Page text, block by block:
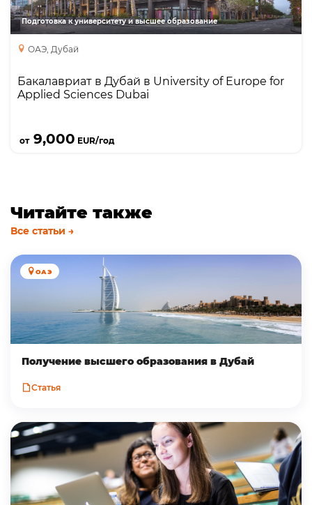
Подготовка к университету и высшее образование
ОАЭ, Дубай
Бакалавриат в Дубай в University of Europe for
Applied Sciences Dubai
от9,000 EUR/год
Читайте также
Все статьи →
ОАЭ
Получение высшего образования в Дубай
Статья